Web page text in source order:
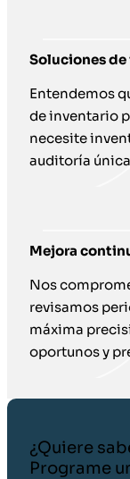
Soluciones
Entendemos
de inventario
necesite
auditoría
Mejora
Nos
revisamos
máxima
oportunos y
¿Quiere
Programe